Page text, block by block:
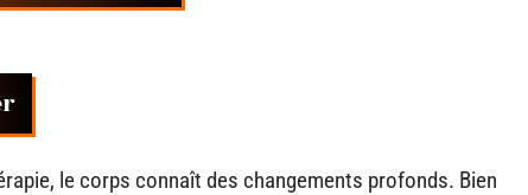
le corps connaît des changements profonds. Bien